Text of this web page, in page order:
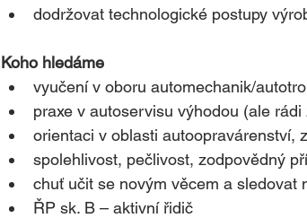
dodržovat technologické postupy
Koho hledáme
vyučení v oboru automechanik/
praxe v autoservisu výhodou (ale
orientaci v oblasti autoopravárenství,
spolehlivost, pečlivost, zodpovědný
chuť učit se novým věcem a sledovat
ŘP sk. B – aktivní řidič